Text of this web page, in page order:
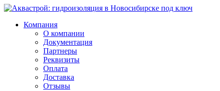
Компания
О компании
Документация
Партнеры
Реквизиты
Оплата
Доставка
Отзывы